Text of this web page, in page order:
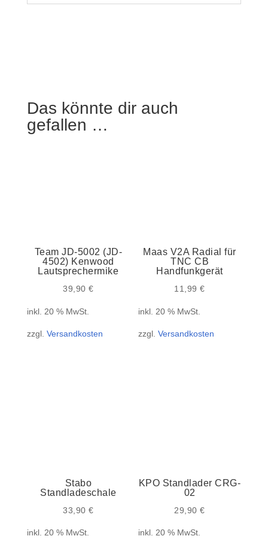
Das könnte dir auch
gefallen …
Team JD-5002 (JD-
4502) Kenwood
Lautsprechermike
39,90€
inkl. 20 % MwSt.
zzgl. Versandkosten
Maas V2A Radial für
TNC CB
Handfunkgerät
11,99€
inkl. 20 % MwSt.
zzgl.Versandkosten
Stabo
Standladeschale
33,90€
inkl. 20 % MwSt.
KPO Standlader CRG-
02
29,90€
inkl. 20 % MwSt.